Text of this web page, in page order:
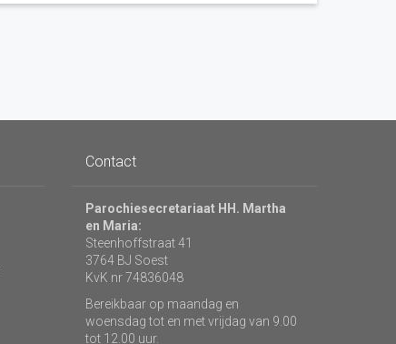
Contact
Parochiesecretariaat HH. Martha
en Maria:
Steenhoffstraat 41
3764 BJ Soest
KvK nr 74836048
Bereikbaar op maandag en
woensdag tot en met vrijdag van 9.00
tot 12.00 uur.